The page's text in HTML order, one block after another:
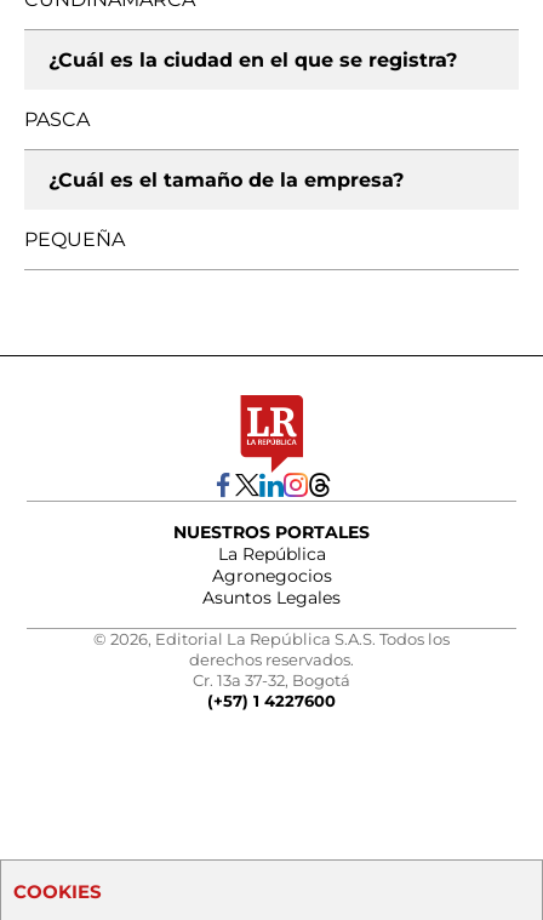
¿Cuál es la ciudad en el que se registra?
PASCA
¿Cuál es el tamaño de la empresa?
PEQUEÑA
NUESTROS PORTALES
La República
Agronegocios
Asuntos Legales
© 2026, Editorial La República S.A.S. Todos los
derechos reservados.
Cr. 13a 37-32, Bogotá
(+57) 1 4227600
COOKIES